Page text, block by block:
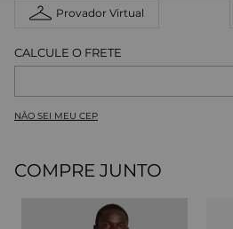
Provador Virtual
NÃO SEI MEU CEP
COMPRE JUNTO